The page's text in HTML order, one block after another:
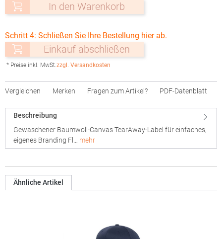
In den Warenkorb
Schritt 4: Schließen Sie Ihre Bestellung hier ab.
Einkauf abschließen
* Preise inkl. MwSt.zzgl. Versandkosten
Vergleichen Merken Fragen zum Artikel? PDF-Datenblatt
Beschreibung
Gewaschener Baumwoll-Canvas TearAway-Label für einfaches,
eigenes Branding Fl… mehr
Ähnliche Artikel